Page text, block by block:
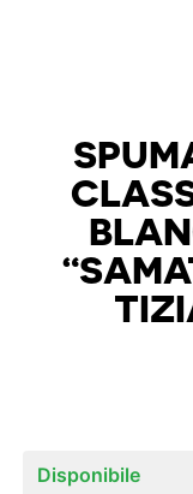
Disponibile